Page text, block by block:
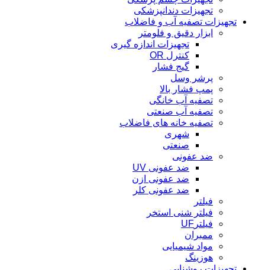
تجهیزات دندانپزشکی
تجهیزات تصفیه آب و فاضلاب
ابزار دقیق و فلومتر
تجهیزات اندازه گیری
کنترل OR
گیج فشار
پرشر وسل
پمپ فشار بالا
تصفیه آب خانگی
تصفیه آب صنعتی
تصفیه خانه های فاضلاب
شهری
صنعتی
ضد عفونی
ضد عفونی UV
ضد عفونی ازن
ضد عفونی کلر
فیلتر
فیلتر شنی استخر
فیلترUF
ممبران
مواد شیمیایی
هوزینگ